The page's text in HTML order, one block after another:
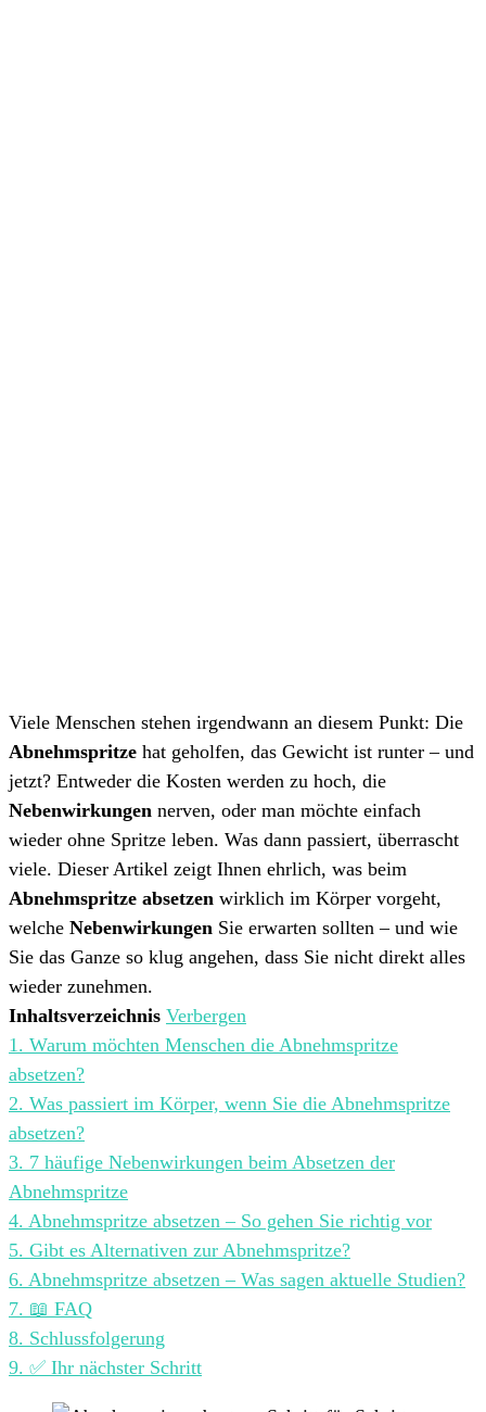
Viele Menschen stehen irgendwann an diesem Punkt: Die
Abnehmspritze hat geholfen, das Gewicht ist runter – und
jetzt? Entweder die Kosten werden zu hoch, die
Nebenwirkungen nerven, oder man möchte einfach
wieder ohne Spritze leben. Was dann passiert, überrascht
viele. Dieser Artikel zeigt Ihnen ehrlich, was beim
Abnehmspritze absetzen wirklich im Körper vorgeht,
welche Nebenwirkungen Sie erwarten sollten – und wie
Sie das Ganze so klug angehen, dass Sie nicht direkt alles
wieder zunehmen.
Inhaltsverzeichnis Verbergen
1. Warum möchten Menschen die Abnehmspritze
absetzen?
2. Was passiert im Körper, wenn Sie die Abnehmspritze
absetzen?
3. 7 häufige Nebenwirkungen beim Absetzen der
Abnehmspritze
4. Abnehmspritze absetzen – So gehen Sie richtig vor
5. Gibt es Alternativen zur Abnehmspritze?
6. Abnehmspritze absetzen – Was sagen aktuelle Studien?
7. 📖 FAQ
8. Schlussfolgerung
9. ✅ Ihr nächster Schritt